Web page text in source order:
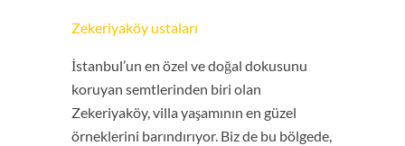
Zekeriyaköy ustaları
İstanbul’un en özel ve doğal dokusunu
koruyan semtlerinden biri olan
Zekeriyaköy, villa yaşamının en güzel
örneklerini barındırıyor. Biz de bu bölgede,